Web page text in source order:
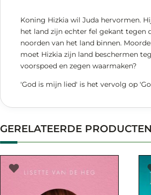
Koning Hizkia wil Juda hervormen.
het land zijn echter fel gekant tegen
noorden van het land binnen.
moet Hizkia zijn land beschermen
voorspoed en zegen waarmaken?
'God is mijn lied' is het vervolg op
GERELATEERDE PRODUCTEN